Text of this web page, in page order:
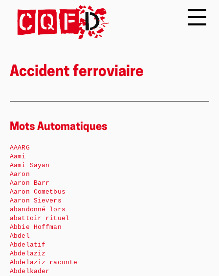
Accident ferroviaire
Mots Automatiques
AAARG
Aami
Aami Sayan
Aaron
Aaron Barr
Aaron Cometbus
Aaron Sievers
abandonné lors
abattoir rituel
Abbie Hoffman
Abdel
Abdelatif
Abdelaziz
Abdelaziz raconte
Abdelkader